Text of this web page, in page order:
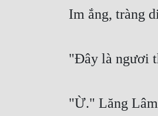
Im ắng, tràng
"Đây là ngươi
"Ừ." Lăng